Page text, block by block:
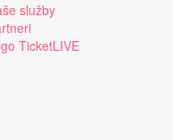
služby
TicketLIVE